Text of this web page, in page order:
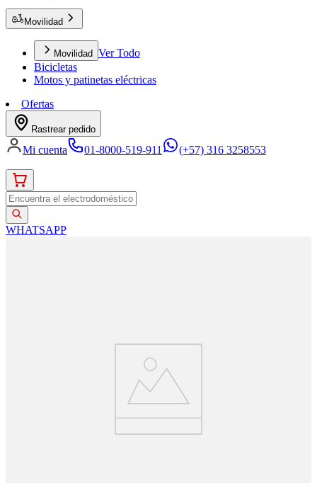
Movilidad
Movilidad Ver Todo
Bicicletas
Motos y patinetas eléctricas
Ofertas
Rastrear pedido
Mi cuenta 01-8000-519-911 (+57) 316 3258553
WHATSAPP